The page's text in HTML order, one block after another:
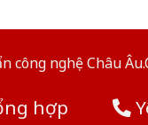
nghệ Châu
hợp